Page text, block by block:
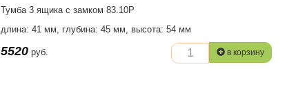
Тумба 3 ящика с замком 83.10Р
длина: 41 мм, глубина: 45 мм, высота: 54 мм
5520 руб. в корзину